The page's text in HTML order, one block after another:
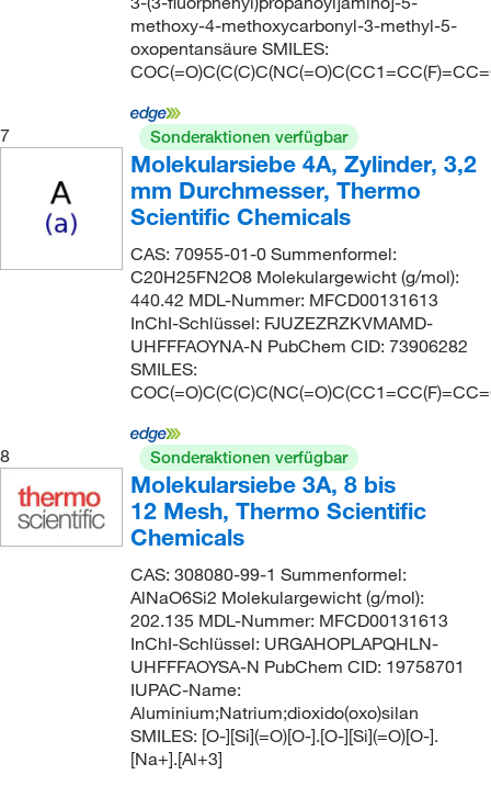
methoxy-4-methoxycarbonyl-3-methyl-5-
oxopentansäure SMILES:
7 Sonderaktionen verfügbar
Molekularsiebe 4A, Zylinder, 3,2
mm Durchmesser, Thermo
Scientific Chemicals
CAS: 70955-01-0 Summenformel:
C20H25FN2O8 Molekulargewicht (g/mol):
440.42 MDL-Nummer: MFCD00131613
InChI-Schlüssel: FJUZEZRZKVMAMD-
UHFFFAOYNA-N PubChem CID: 73906282
SMILES:
8 Sonderaktionen verfügbar
Molekularsiebe 3A, 8 bis
12 Mesh, Thermo Scientific
Chemicals
CAS: 308080-99-1 Summenformel:
AlNaO6Si2 Molekulargewicht (g/mol):
202.135 MDL-Nummer: MFCD00131613
InChI-Schlüssel: URGAHOPLAPQHLN-
UHFFFAOYSA-N PubChem CID: 19758701
IUPAC-Name:
Aluminium;Natrium;dioxido(oxo)silan
SMILES: [O-][Si](=O)[O-].[O-][Si](=O)[O-].
[Na+].[Al+3]